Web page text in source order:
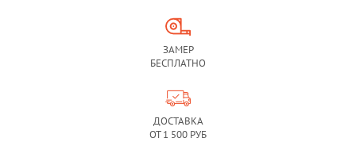
ЗАМЕР
БЕСПЛАТНО
ДОСТАВКА
ОТ 1 500 РУБ